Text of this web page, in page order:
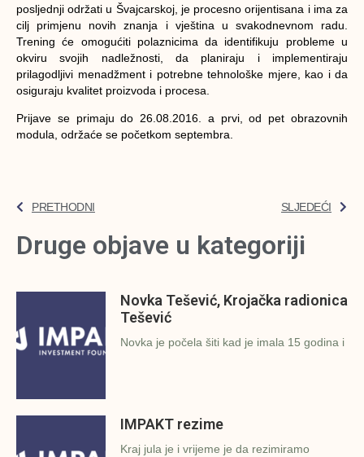
posljednji održati u Švajcarskoj, je procesno orijentisana i ima za
cilj primjenu novih znanja i vještina u svakodnevnom radu.
Trening će omogućiti polaznicima da identifikuju probleme u
okviru svojih nadležnosti, da planiraju i implementiraju
prilagodljivi menadžment i potrebne tehnološke mjere, kao i da
osiguraju kvalitet proizvoda i procesa.
Prijave se primaju do 26.08.2016. a prvi, od pet obrazovnih
modula, održaće se početkom septembra.
PRETHODNI SLJEDEĆI
Druge objave u kategoriji
Novka Tešević, Krojačka radionica
Tešević
Novka je počela šiti kad je imala 15 godina i
IMPAKT rezime
Kraj jula je i vrijeme je da rezimiramo